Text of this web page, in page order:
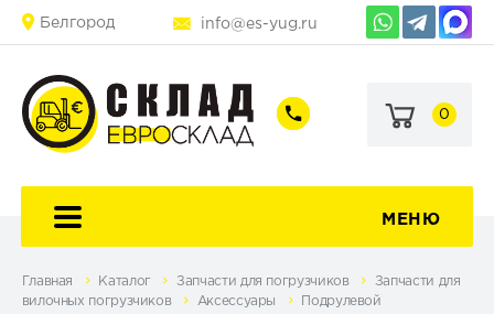
Белгород info@es-yug.ru
+7
60-
+7
69-
0
МЕНЮ
Главная Каталог Запчасти для погрузчиков
Запчасти для
вилочных погрузчиков
Аксессуары
Подрулевой